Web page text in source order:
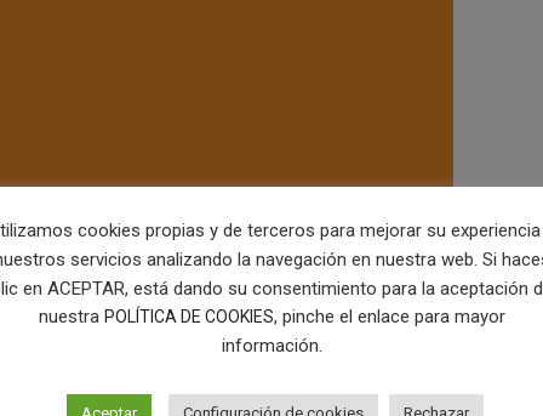
cookies propias y de terceros para mejorar su
servicios analizando la navegación en nuestra web. Si
en ACEPTAR, está dando su consentimiento para la aceptación
nuestra POLÍTICA DE COOKIES, pinche el enlace para mayor
información.